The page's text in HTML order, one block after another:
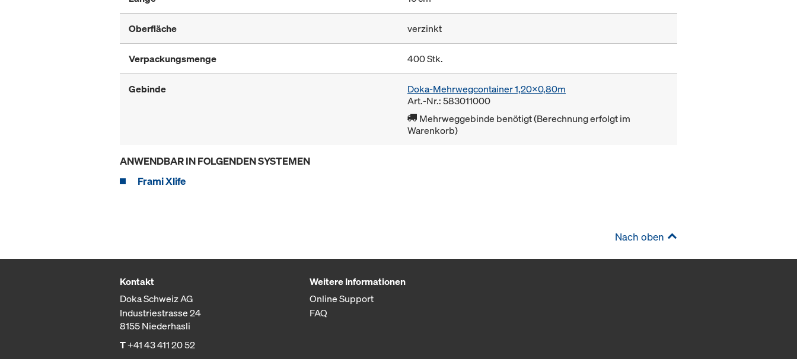
Oberfläche verzinkt
Verpackungsmenge 400 Stk.
Gebinde
Doka-Mehrwegcontainer 1,20x0,80m
Art.-Nr.: 583011000
Mehrweggebinde benötigt (Berechnung erfolgt im
Warenkorb)
ANWENDBAR IN FOLGENDEN SYSTEMEN
Frami Xlife
Nach oben
Kontakt
Doka Schweiz AG
Industriestrasse 24
8155 Niederhasli
T+41 43 411 20 52
Weitere Informationen
Online Support
FAQ